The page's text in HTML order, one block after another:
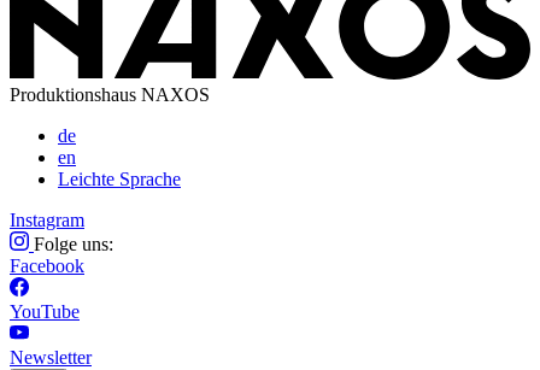
Produktionshaus NAXOS
de
en
Leichte Sprache
Instagram
Folge uns:
Facebook
YouTube
Newsletter